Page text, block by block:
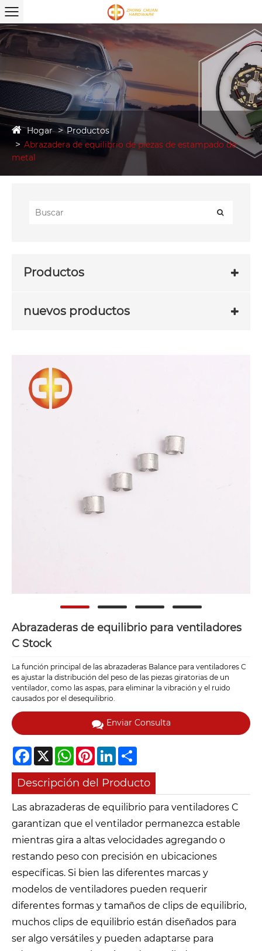
Hogar
Productos
Abrazadera de equilibrio de piezas de estampado de
metal
Productos
nuevos productos
Abrazaderas de equilibrio para ventiladores
C Stock
La función principal de las abrazaderas Balance para ventiladores C
es ajustar la distribución del peso de las piezas giratorias de un
ventilador, como las aspas, para eliminar la vibración y el ruido
causados ​​por el desequilibrio.
Enviar Consulta
Facebook
X WhatsAppPinterestLinkedIn
Descripción del Producto
Las abrazaderas de equilibrio para ventiladores C
garantizan que el ventilador permanezca estable
mientras gira a altas velocidades agregando o
restando peso con precisión en ubicaciones
específicas. Si bien las diferentes marcas y
modelos de ventiladores pueden requerir
diferentes formas y tamaños de clips de equilibrio,
muchos clips de equilibrio están diseñados para
ser algo versátiles y pueden adaptarse para